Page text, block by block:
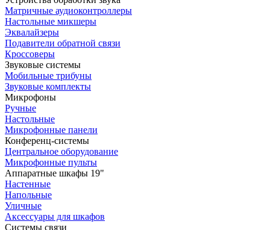
Матричные аудиоконтроллеры
Настольные микшеры
Эквалайзеры
Подавители обратной связи
Кроссоверы
Звуковые системы
Мобильные трибуны
Звуковые комплекты
Микрофоны
Ручные
Настольные
Микрофонные панели
Конференц-системы
Центральное оборудование
Микрофонные пульты
Аппаратные шкафы 19"
Настенные
Напольные
Уличные
Аксессуары для шкафов
Системы связи